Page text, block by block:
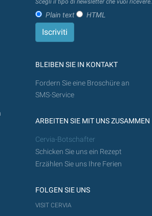
Scegli il tipo di newsletter che vuoi ricevere.
Plain text HTML
BLEIBEN SIE IN KONTAKT
Fordern Sie eine Broschüre an
SMS-Service
ARBEITEN SIE MIT UNS ZUSAMMEN
Cervia-Botschafter
Schicken Sie uns ein Rezept
Erzählen Sie uns Ihre Ferien
FOLGEN SIE UNS
VISIT CERVIA